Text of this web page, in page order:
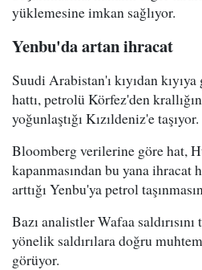
yüklemesine imkan sağlıyor.
Yenbu'da artan ihracat
Suudi Arabistan'ı kıyıdan
hattı, petrolü Körfez'den
yoğunlaştığı Kızıldeniz'e taşıyor.
Bloomberg verilerine göre hat,
kapanmasından bu yana
arttığı Yenbu'ya petrol
Bazı analistler Wafaa
yönelik saldırılara doğru
görüyor.